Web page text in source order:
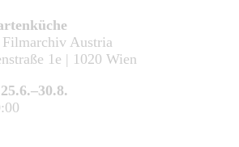
Filmarchiv Austria
1e | 1020 Wien